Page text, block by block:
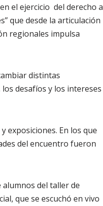
el ejercicio del derecho a
que desde la articulación
regionales impulsa
distintas
desafíos y los intereses
exposiciones. En los que
del encuentro fueron
alumnos del taller de
que se escuchó en vivo